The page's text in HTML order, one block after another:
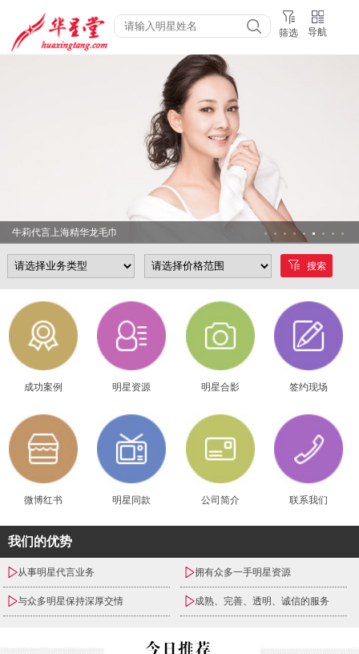
筛选 导航
牛莉代言上海精华龙毛巾
搜索
成功案例 明星资源 明星合影 签约现场
微博红书 明星同款 公司简介 联系我们
我们的优势
从事明星代言业务 拥有众多一手明星资源
与众多明星保持深厚交情 成熟、完善、透明、诚信的服务